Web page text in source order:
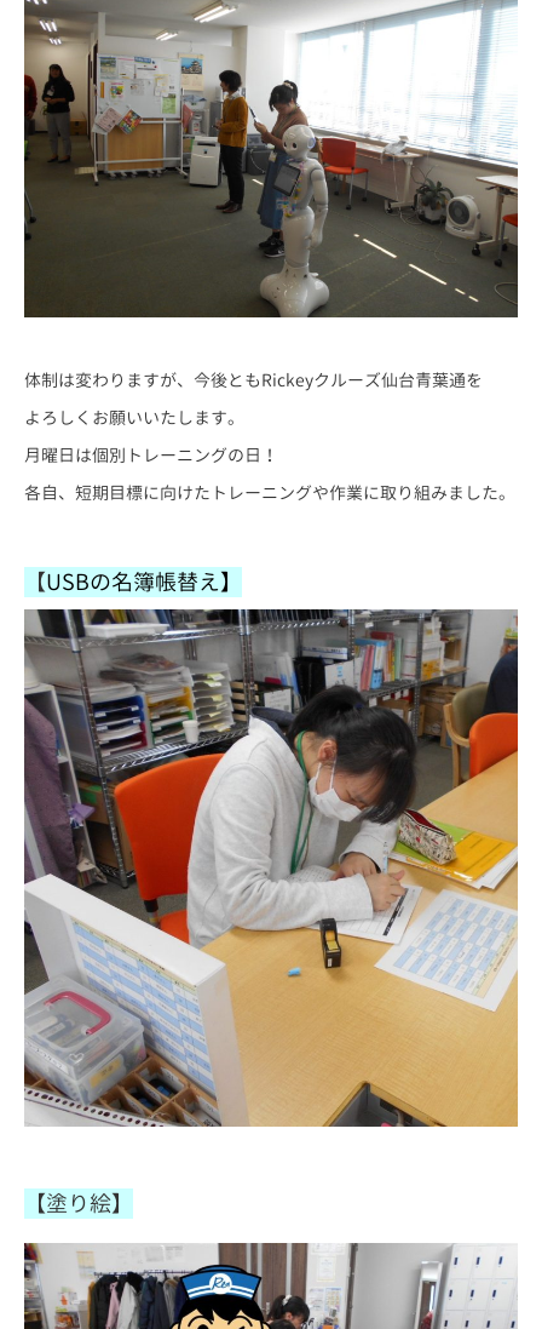
体制は変わりますが、今後ともRickeyクルーズ仙台青葉通を
よろしくお願いいたします。
月曜日は個別トレーニングの日！
各自、短期目標に向けたトレーニングや作業に取り組みました。
【USBの名簿帳替え】
【塗り絵】